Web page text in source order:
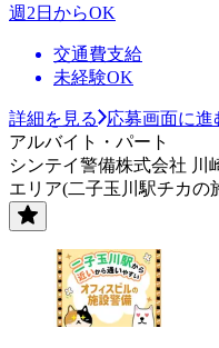
週2日からOK
交通費支給
未経験OK
詳細を見る
応募画面に進
アルバイト・パート
シンテイ警備株式会社 川
エリア(二子玉川駅チカの